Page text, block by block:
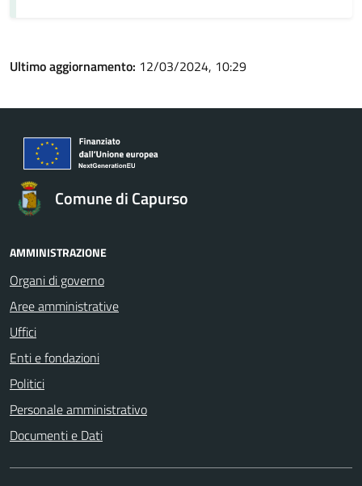
Ultimo aggiornamento: 12/03/2024, 10:29
Comune di Capurso
AMMINISTRAZIONE
Organi di governo
Aree amministrative
Uffici
Enti e fondazioni
Politici
Personale amministrativo
Documenti e Dati